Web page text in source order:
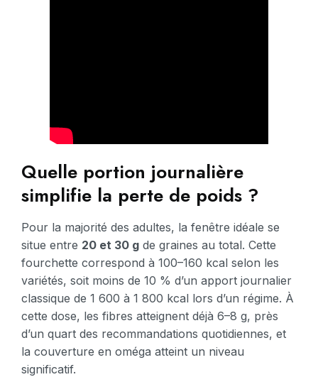
Quelle portion journalière
simplifie la perte de poids ?
Pour la majorité des adultes, la fenêtre idéale se
situe entre 20 et 30 g de graines au total. Cette
fourchette correspond à 100–160 kcal selon les
variétés, soit moins de 10 % d’un apport journalier
classique de 1 600 à 1 800 kcal lors d’un régime. À
cette dose, les fibres atteignent déjà 6–8 g, près
d’un quart des recommandations quotidiennes, et
la couverture en oméga atteint un niveau
significatif.